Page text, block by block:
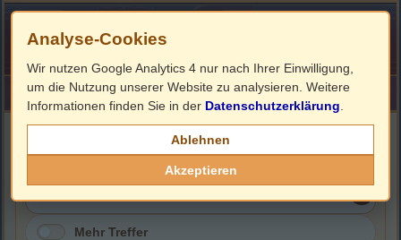
HOME ImpressumLinks
Mehr Treffer
Analyse-Cookies
Wir nutzen Google Analytics 4 nur nach Ihrer Einwilligung,
um die Nutzung unserer Website zu analysieren. Weitere
Informationen finden Sie in der Datenschutzerklärung
Ablehnen
Akzeptieren